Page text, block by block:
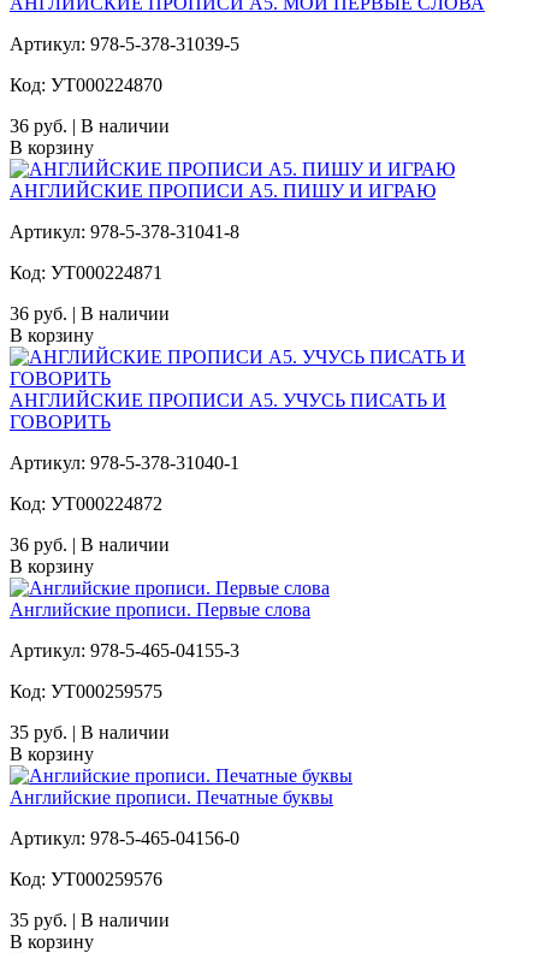
Артикул: 978-5-378-31039-5
Код: УТ000224870
36 руб. | В наличии
В корзину
АНГЛИЙСКИЕ ПРОПИСИ А5. ПИШУ И ИГРАЮ
Артикул: 978-5-378-31041-8
Код: УТ000224871
36 руб. | В наличии
В корзину
АНГЛИЙСКИЕ ПРОПИСИ А5. УЧУСЬ ПИСАТЬ И
ГОВОРИТЬ
Артикул: 978-5-378-31040-1
Код: УТ000224872
36 руб. | В наличии
В корзину
Английские прописи. Первые слова
Артикул: 978-5-465-04155-3
Код: УТ000259575
35 руб. | В наличии
В корзину
Английские прописи. Печатные буквы
Артикул: 978-5-465-04156-0
Код: УТ000259576
35 руб. | В наличии
В корзину